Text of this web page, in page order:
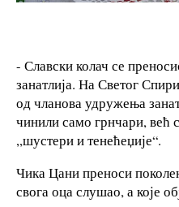
- Славски колач се
занатлија. На Светог
од чланова удружења
чинили само грнчари, већ
,,шустери и тенећеџије“.
Чика Цани преноси
свога оца слушао, а које